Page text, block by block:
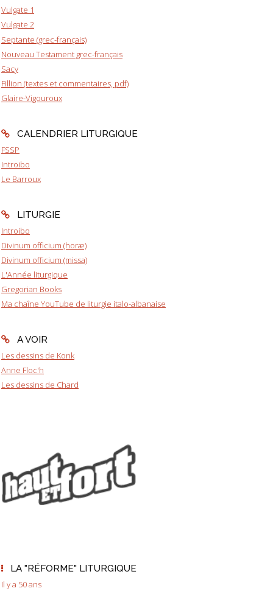
Vulgate 1
Vulgate 2
Septante (grec-français)
Nouveau Testament grec-français
Sacy
Fillion (textes et commentaires, pdf)
Glaire-Vigouroux
CALENDRIER LITURGIQUE
FSSP
Introibo
Le Barroux
LITURGIE
Introibo
Divinum officium (horæ)
Divinum officium (missa)
L'Année liturgique
Gregorian Books
Ma chaîne YouTube de liturgie italo-albanaise
A VOIR
Les dessins de Konk
Anne Floc'h
Les dessins de Chard
LA "RÉFORME" LITURGIQUE
Il y a 50 ans